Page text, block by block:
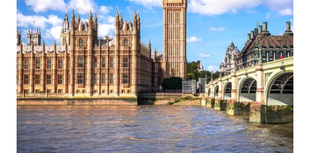
Vind een kantoor
Over ons
Wie wij zijn
Carrières
Kom bij ons team